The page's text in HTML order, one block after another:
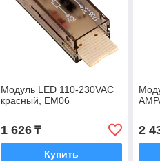
Модуль LED 110-230VAC
красный, EM06
1 626₸
Купить
2